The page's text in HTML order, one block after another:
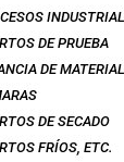
DE PRUEBA
DE
DE SECADO
FRÍOS, ETC.